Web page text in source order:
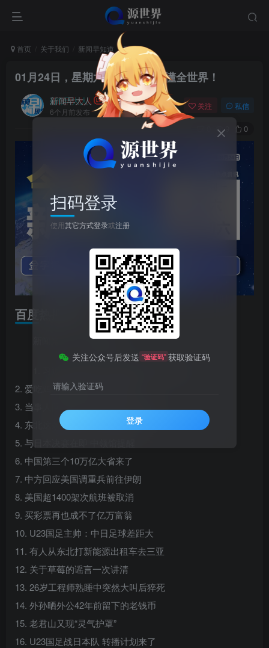
首页 关于我们 新闻早知道 正文
01月24日，星期六, 每天60秒读懂全世界！
新闻早大人
6个月前发布
关注 私信
0
百度热搜新闻
新闻来源：百度热搜榜
2. 爱吃鸡和爱喝奶的人都沉默了
3. 当事人回应用SIM卡炼出191克黄金
4. 东北这条高铁为何不怕雪不怕冻
5. 与日本决赛在即 中领馆提醒
6. 中国第三个10万亿大省来了
7. 中方回应美国调重兵前往伊朗
8. 美国超1400架次航班被取消
9. 买彩票再也成不了亿万富翁
10. U23国足主帅：中日足球差距大
11. 有人从东北打新能源出租车去三亚
12. 关于草莓的谣言一次讲清
13. 26岁工程师熟睡中突然大叫后猝死
14. 外孙晒外公42年前留下的老钱币
15. 老君山又现“灵气护罩”
16. U23国足战日本队 转播计划来了
扫码登录
使用其它方式登录或注册
关注公众号后发送 “验证码” 获取验证码
请输入验证码
登录